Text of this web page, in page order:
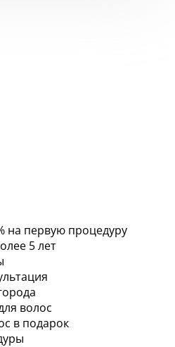
на первую процедуру
5 лет
волос
в подарок